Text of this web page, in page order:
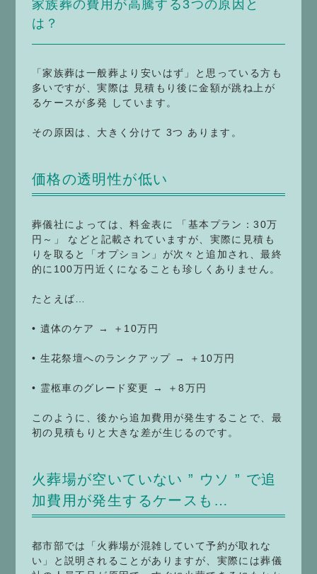
家族葬の費用が高騰する3つの原因と
は？
「家族葬は一般葬より安いはず」と思っている方も
多いですが、実際は 見積もり後に金額が跳ね上が
るケースが多発 しています。
その原因は、大きく分けて 3つ あります。
価格の透明性が低い
葬儀社によっては、料金表に 「基本プラン：30万
円～」 などと記載されていますが、実際に見積も
りを取ると「オプション」が次々と追加され、最終
的に100万円近くになることも珍しくありません。
たとえば…
• 遺体のケア → ＋10万円
• 生花祭壇へのランクアップ → ＋10万円
• 霊柩車のグレード変更 → ＋8万円
このように、後から追加費用が発生することで、最
初の見積もりと大きな差が生じるのです。
火葬場が空いていない ” ウソ ” で追
加費用が発生するケースも…
都市部では「火葬場が混雑していて予約が取れな
い」と説明されることがありますが、実際には葬儀